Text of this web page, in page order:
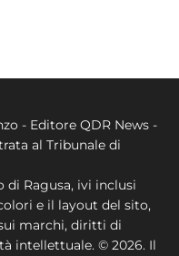
- Editore QDR News -
al Tribunale di
di Ragusa, ivi inclusi
e il layout del sito,
marchi, diritti di
intellettuale. © 2026. Il